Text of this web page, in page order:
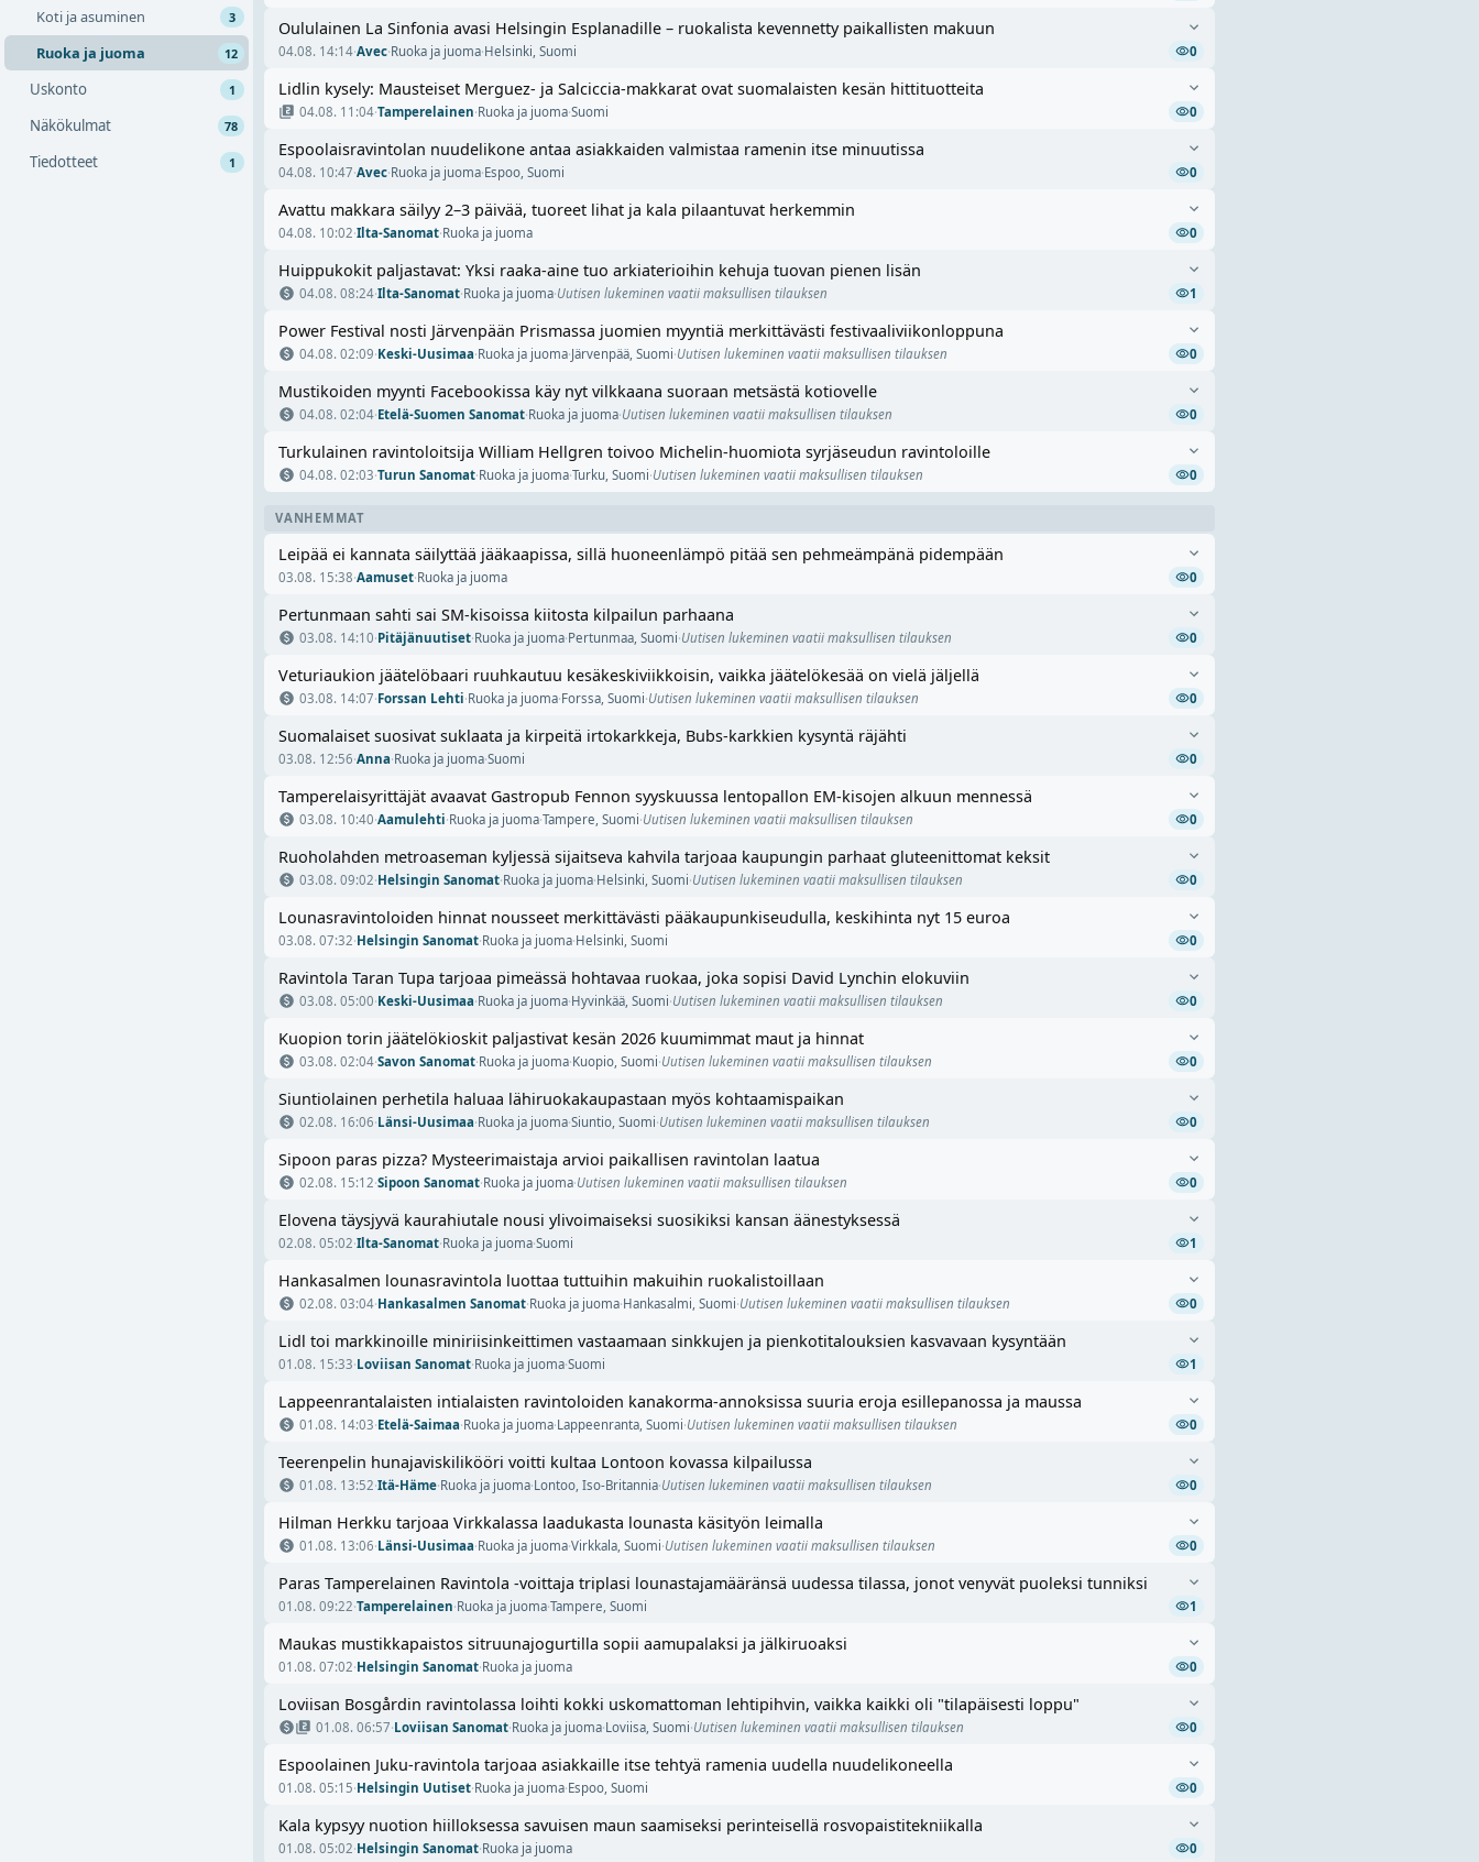
Koti ja asuminen 3
Ruoka ja juoma 12
Uskonto 1
Näkökulmat 78
Tiedotteet 1
Oululainen La Sinfonia avasi Helsingin Esplanadille – ruokalista kevennetty paikallisten makuun
04.08. 14:14·Avec·Ruoka ja juoma·Helsinki, Suomi 0
Lidlin kysely: Mausteiset Merguez- ja Salciccia-makkarat ovat suomalaisten kesän hittituotteita
04.08. 11:04·Tamperelainen·Ruoka ja juoma·Suomi 0
Espoolaisravintolan nuudelikone antaa asiakkaiden valmistaa ramenin itse minuutissa
04.08. 10:47·Avec·Ruoka ja juoma·Espoo, Suomi 0
Avattu makkara säilyy 2–3 päivää, tuoreet lihat ja kala pilaantuvat herkemmin
04.08. 10:02·Ilta-Sanomat·Ruoka ja juoma 0
Huippukokit paljastavat: Yksi raaka-aine tuo arkiaterioihin kehuja tuovan pienen lisän
04.08. 08:24·Ilta-Sanomat·Ruoka ja juoma·Uutisen lukeminen vaatii maksullisen tilauksen 1
Power Festival nosti Järvenpään Prismassa juomien myyntiä merkittävästi festivaaliviikonloppuna
04.08. 02:09·Keski-Uusimaa·Ruoka ja juoma·Järvenpää, Suomi·Uutisen lukeminen vaatii maksullisen tilauksen 0
Mustikoiden myynti Facebookissa käy nyt vilkkaana suoraan metsästä kotiovelle
04.08. 02:04·Etelä-Suomen Sanomat·Ruoka ja juoma·Uutisen lukeminen vaatii maksullisen tilauksen 0
Turkulainen ravintoloitsija William Hellgren toivoo Michelin-huomiota syrjäseudun ravintoloille
04.08. 02:03·Turun Sanomat·Ruoka ja juoma·Turku, Suomi·Uutisen lukeminen vaatii maksullisen tilauksen 0
VANHEMMAT
Leipää ei kannata säilyttää jääkaapissa, sillä huoneenlämpö pitää sen pehmeämpänä pidempään
03.08. 15:38·Aamuset·Ruoka ja juoma 0
Pertunmaan sahti sai SM-kisoissa kiitosta kilpailun parhaana
03.08. 14:10·Pitäjänuutiset·Ruoka ja juoma·Pertunmaa, Suomi·Uutisen lukeminen vaatii maksullisen tilauksen 0
Veturiaukion jäätelöbaari ruuhkautuu kesäkeskiviikkoisin, vaikka jäätelökesää on vielä jäljellä
03.08. 14:07·Forssan Lehti·Ruoka ja juoma·Forssa, Suomi·Uutisen lukeminen vaatii maksullisen tilauksen 0
Suomalaiset suosivat suklaata ja kirpeitä irtokarkkeja, Bubs-karkkien kysyntä räjähti
03.08. 12:56·Anna·Ruoka ja juoma·Suomi 0
Tamperelaisyrittäjät avaavat Gastropub Fennon syyskuussa lentopallon EM-kisojen alkuun mennessä
03.08. 10:40·Aamulehti·Ruoka ja juoma·Tampere, Suomi·Uutisen lukeminen vaatii maksullisen tilauksen 0
Ruoholahden metroaseman kyljessä sijaitseva kahvila tarjoaa kaupungin parhaat gluteenittomat keksit
03.08. 09:02·Helsingin Sanomat·Ruoka ja juoma·Helsinki, Suomi·Uutisen lukeminen vaatii maksullisen tilauksen 0
Lounasravintoloiden hinnat nousseet merkittävästi pääkaupunkiseudulla, keskihinta nyt 15 euroa
03.08. 07:32·Helsingin Sanomat·Ruoka ja juoma·Helsinki, Suomi 0
Ravintola Taran Tupa tarjoaa pimeässä hohtavaa ruokaa, joka sopisi David Lynchin elokuviin
03.08. 05:00·Keski-Uusimaa·Ruoka ja juoma·Hyvinkää, Suomi·Uutisen lukeminen vaatii maksullisen tilauksen 0
Kuopion torin jäätelökioskit paljastivat kesän 2026 kuumimmat maut ja hinnat
03.08. 02:04·Savon Sanomat·Ruoka ja juoma·Kuopio, Suomi·Uutisen lukeminen vaatii maksullisen tilauksen 0
Siuntiolainen perhetila haluaa lähiruokakaupastaan myös kohtaamispaikan
02.08. 16:06·Länsi-Uusimaa·Ruoka ja juoma·Siuntio, Suomi·Uutisen lukeminen vaatii maksullisen tilauksen 0
Sipoon paras pizza? Mysteerimaistaja arvioi paikallisen ravintolan laatua
02.08. 15:12·Sipoon Sanomat·Ruoka ja juoma·Uutisen lukeminen vaatii maksullisen tilauksen 0
Elovena täysjyvä kaurahiutale nousi ylivoimaiseksi suosikiksi kansan äänestyksessä
02.08. 05:02·Ilta-Sanomat·Ruoka ja juoma·Suomi 1
Hankasalmen lounasravintola luottaa tuttuihin makuihin ruokalistoillaan
02.08. 03:04·Hankasalmen Sanomat·Ruoka ja juoma·Hankasalmi, Suomi·Uutisen lukeminen vaatii maksullisen tilauksen 0
Lidl toi markkinoille miniriisinkeittimen vastaamaan sinkkujen ja pienkotitalouksien kasvavaan kysyntään
01.08. 15:33·Loviisan Sanomat·Ruoka ja juoma·Suomi 1
Lappeenrantalaisten intialaisten ravintoloiden kanakorma-annoksissa suuria eroja esillepanossa ja maussa
01.08. 14:03·Etelä-Saimaa·Ruoka ja juoma·Lappeenranta, Suomi·Uutisen lukeminen vaatii maksullisen tilauksen 0
Teerenpelin hunajaviskilikööri voitti kultaa Lontoon kovassa kilpailussa
01.08. 13:52·Itä-Häme·Ruoka ja juoma·Lontoo, Iso-Britannia·Uutisen lukeminen vaatii maksullisen tilauksen 0
Hilman Herkku tarjoaa Virkkalassa laadukasta lounasta käsityön leimalla
01.08. 13:06·Länsi-Uusimaa·Ruoka ja juoma·Virkkala, Suomi·Uutisen lukeminen vaatii maksullisen tilauksen 0
Paras Tamperelainen Ravintola -voittaja triplasi lounastajamääränsä uudessa tilassa, jonot venyvät puoleksi tunniksi
01.08. 09:22·Tamperelainen·Ruoka ja juoma·Tampere, Suomi 1
Maukas mustikkapaistos sitruunajogurtilla sopii aamupalaksi ja jälkiruoaksi
01.08. 07:02·Helsingin Sanomat·Ruoka ja juoma 0
Loviisan Bosgårdin ravintolassa loihti kokki uskomattoman lehtipihvin, vaikka kaikki oli "tilapäisesti loppu"
01.08. 06:57·Loviisan Sanomat·Ruoka ja juoma·Loviisa, Suomi·Uutisen lukeminen vaatii maksullisen tilauksen 0
Espoolainen Juku-ravintola tarjoaa asiakkaille itse tehtyä ramenia uudella nuudelikoneella
01.08. 05:15·Helsingin Uutiset·Ruoka ja juoma·Espoo, Suomi 0
Kala kypsyy nuotion hiilloksessa savuisen maun saamiseksi perinteisellä rosvopaistitekniikalla
01.08. 05:02·Helsingin Sanomat·Ruoka ja juoma 0